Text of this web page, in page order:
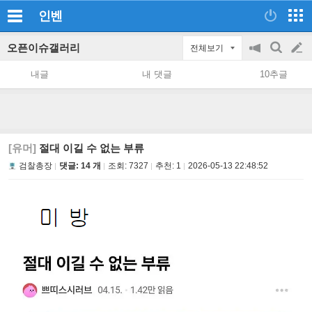
인벤
오픈이슈갤러리 전체보기
공
지
on/off
검
색
글
쓰
내글 내 댓글 10추글
[유머] 절대 이길 수 없는 부류
검찰총장 댓글: 14 개 조회: 7327 추천: 1 2026-05-13 22:48:52